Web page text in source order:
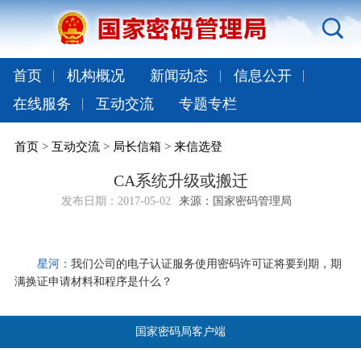
首页 机构概况 新闻动态
信息公开
在线服务
互动交流 专题专栏
首页> 互动交流> 局长信箱 > 来信选登
CA系统升级或搬迁
发布日期： 2017-05-02 来源：国家密码管理局
星河： 我们公司的电子认证服务使用密码许可证将要到期，期
满换证申请材料和程序是什么？
国家密码局客户端